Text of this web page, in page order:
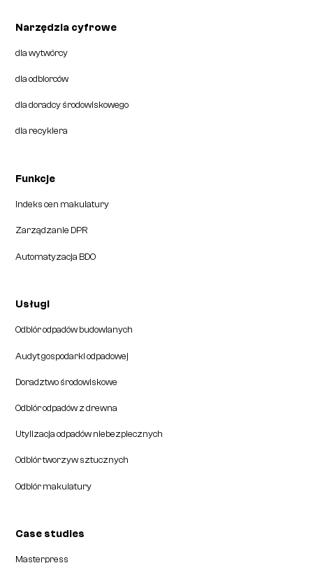
Narzędzia cyfrowe
dla wytwórcy
dla odbiorców
dla doradcy środowiskowego
dla recyklera
Funkcje
Indeks cen makulatury
Zarządzanie DPR
Automatyzacja BDO
Usługi
Odbiór odpadów budowlanych
Audyt gospodarki odpadowej
Doradztwo środowiskowe
Odbiór odpadów z drewna
Utylizacja odpadów niebezpiecznych
Odbiór tworzyw sztucznych
Odbiór makulatury
Case studies
Masterpress